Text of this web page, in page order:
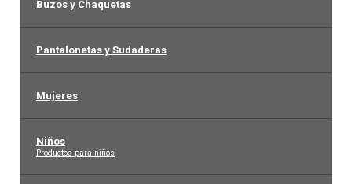
Pantalonetas y sudaderas
Buzos y Chaquetas
Pantalonetas y Sudaderas
Mujeres
Niños
–
Productos para niños